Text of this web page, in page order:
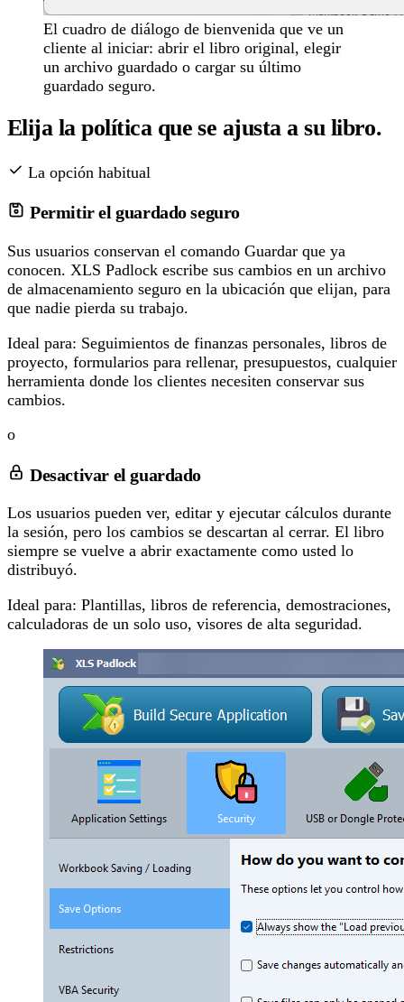
El cuadro de diálogo de bienvenida que ve un
cliente al iniciar: abrir el libro original, elegir
un archivo guardado o cargar su último
guardado seguro.
Elija la política que se ajusta a su libro.
La opción habitual
Permitir el guardado seguro
Sus usuarios conservan el comando Guardar que ya
conocen. XLS Padlock escribe sus cambios en un archivo
de almacenamiento seguro en la ubicación que elijan, para
que nadie pierda su trabajo.
Ideal para: Seguimientos de finanzas personales, libros de
proyecto, formularios para rellenar, presupuestos, cualquier
herramienta donde los clientes necesiten conservar sus
cambios.
o
Desactivar el guardado
Los usuarios pueden ver, editar y ejecutar cálculos durante
la sesión, pero los cambios se descartan al cerrar. El libro
siempre se vuelve a abrir exactamente como usted lo
distribuyó.
Ideal para: Plantillas, libros de referencia, demostraciones,
calculadoras de un solo uso, visores de alta seguridad.